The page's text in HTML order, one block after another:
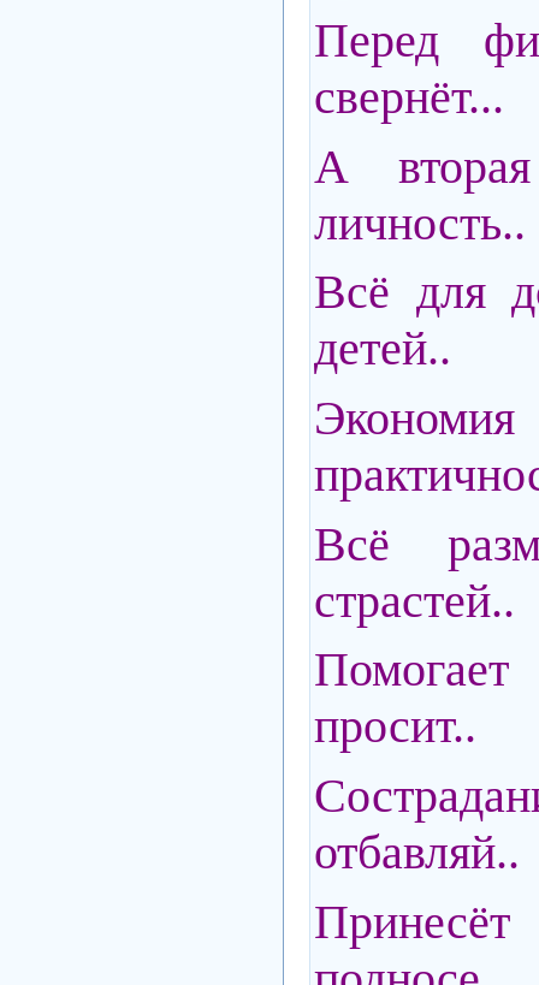
Перед
свернёт...
А
личность..
Всё для
детей..
Всё
страстей..
просит..
отбавляй..